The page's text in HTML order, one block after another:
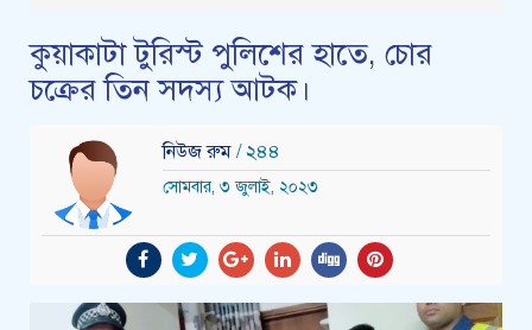
কুয়াকাটা টুরিস্ট পুলিশের হাতে, চোর
চক্রের তিন সদস্য আটক।
নিউজ রুম / ২৪৪
সোমবার, ৩ জুলাই, ২০২৩